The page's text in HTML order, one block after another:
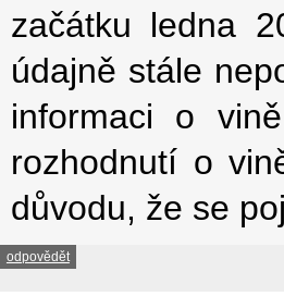
začátku ledna
údajně stále
informaci o
rozhodnutí o
důvodu, že se
odpovědět